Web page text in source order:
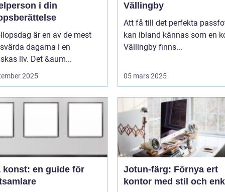
i din
är en av de mest
dagarna i en
liv. Det &aum...
2025
Vällingby
Att få till det perfekta
kan ibland kännas som en
Vällingby finns...
05 mars 2025
konst: en guide för
Jotun-färg: Förnya ert
kontor med stil och